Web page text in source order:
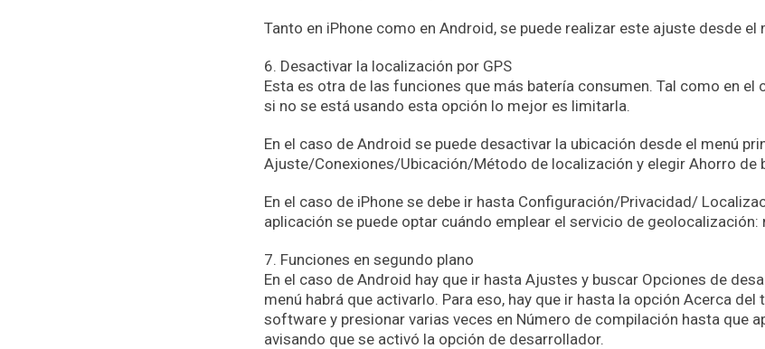
Tanto en iPhone como en Android, se puede realizar este ajuste desde el
6. Desactivar la localización por GPS
Esta es otra de las funciones que más batería consumen. Tal como en el
si no se está usando esta opción lo mejor es limitarla.
En el caso de Android se puede desactivar la ubicación desde el menú
Ajuste/Conexiones/Ubicación/Método de localización y elegir Ahorro de
En el caso de iPhone se debe ir hasta Configuración/Privacidad/
aplicación se puede optar cuándo emplear el servicio de geolocalización:
7. Funciones en segundo plano
En el caso de Android hay que ir hasta Ajustes y buscar Opciones de
menú habrá que activarlo. Para eso, hay que ir hasta la opción Acerca
software y presionar varias veces en Número de compilación hasta que
avisando que se activó la opción de desarrollador.